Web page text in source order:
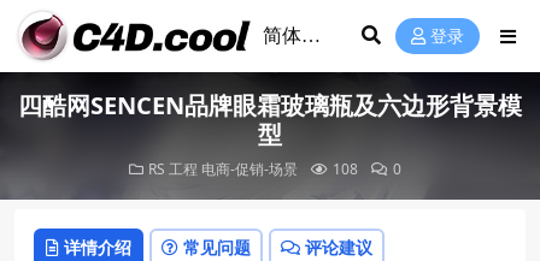
登录
四酷网SENCEN品牌眼霜玻璃瓶及六边形背景模
型
RS 工程 电商-促销-场景 108 0
详情介绍 常见问题 评论建议